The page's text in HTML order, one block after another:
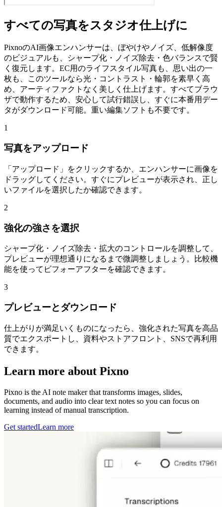
すべての写真をスタジオ仕上げに
PixnoのAI画像エンハンサーは、ぼやけやノイズ、低解像度
のビジュアルも、シャープ化・ノイズ除去・色バランスで賢
く復元します。EC用のライフスタイル写真も、思い出の一
枚も、このツールなら光・コントラスト・輪郭を素早く高
め、アーティファクトなく美しく仕上げます。すべてブラウ
ザで動作するため、安心して試行錯誤し、すぐに本番用デー
タがダウンロード可能。重い編集ソフトも不要です。
1
写真をアップロード
「アップロード」をクリックするか、エンハンサーに画像を
ドラッグしてください。すぐにプレビューが表示され、正し
いファイルを選択したか確認できます。
2
強化の強さを選択
シャープ化・ノイズ除去・拡大のコントロールを調整して、
プレビューが理想通りになるまで微調整しましょう。比較機
能を使ってビフォーアフターを確認できます。
3
プレビューとダウンロード
仕上がりが満足いくものになったら、強化された写真を高品
質でエクスポートし、資料やストアフロント、SNSで再利用
できます。
Learn more about Pixno
Pixno is the AI note maker that transforms images, slides,
documents, and audio into clear text notes so you can focus on
learning instead of manual transcription.
Get startedLearn more